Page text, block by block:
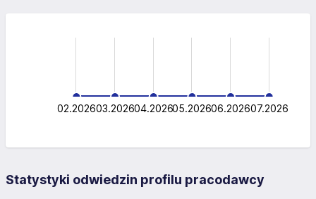
L
02.202603.202604.202605.202606.202607.2026
Statystyki odwiedzin profilu pracodawcy